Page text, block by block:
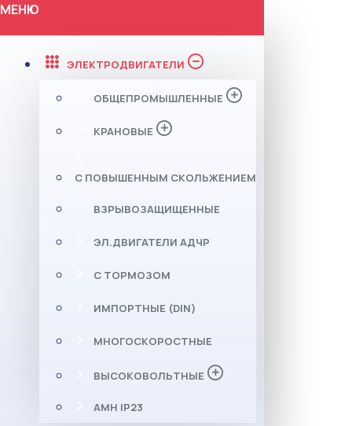
МЕНЮ
ЭЛЕКТРОДВИГАТЕЛИ
ОБЩЕПРОМЫШЛЕННЫЕ
КРАНОВЫЕ
С ПОВЫШЕННЫМ СКОЛЬЖЕНИЕМ
ВЗРЫВОЗАЩИЩЕННЫЕ
ЭЛ.ДВИГАТЕЛИ АДЧР
С ТОРМОЗОМ
ИМПОРТНЫЕ (DIN)
МНОГОСКОРОСТНЫЕ
ВЫСОКОВОЛЬТНЫЕ
АМН IP23